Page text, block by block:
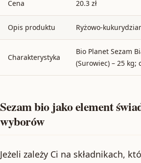
Cena 20.3 zł
Opis produktu Ryżowo-
Charakterystyka
Bio Planet Sezam
(Surowiec) – 25 kg;
Sezam bio jako element
wyborów
Jeżeli zależy Ci na składnikach,